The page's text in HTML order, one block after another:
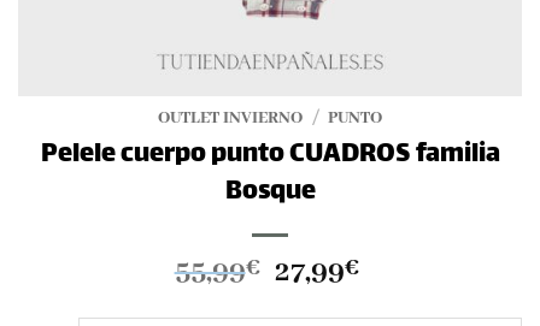
OUTLET INVIERNO / PUNTO
Pelele cuerpo punto CUADROS familia
Bosque
55,99€ El
27,99€El